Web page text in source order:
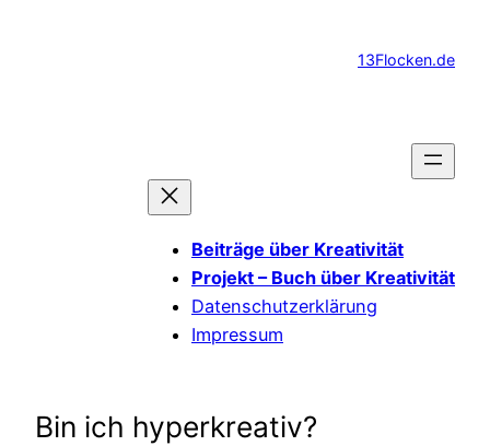
13Flocken.de
Beiträge über Kreativität
Projekt – Buch über Kreativität
Datenschutzerklärung
Impressum
Bin ich hyperkreativ?